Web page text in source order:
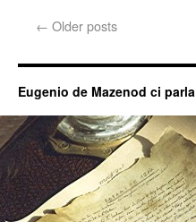
← Older posts
Eugenio de Mazenod ci parla